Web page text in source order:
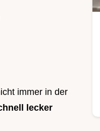
immer in der
lecker